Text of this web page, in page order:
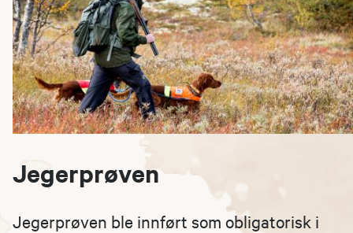
Jegerprøven
Jegerprøven ble innført som obligatorisk i